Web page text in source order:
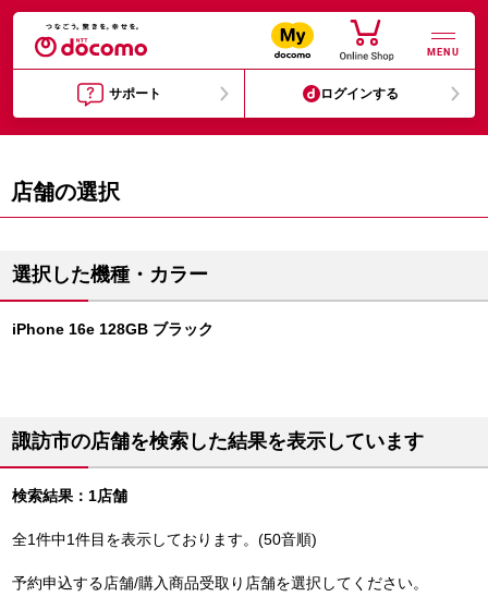
MENU
サポート ログインする
店舗の選択
選択した機種・カラー
iPhone 16e 128GB ブラック
諏訪市の店舗を検索した結果を表示しています
検索結果：1店舗
全1件中1件目を表示しております。(50音順)
予約申込する店舗/購入商品受取り店舗を選択してください。